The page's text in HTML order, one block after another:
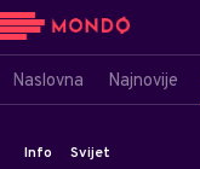
Naslovna Najnovije
Info Svijet